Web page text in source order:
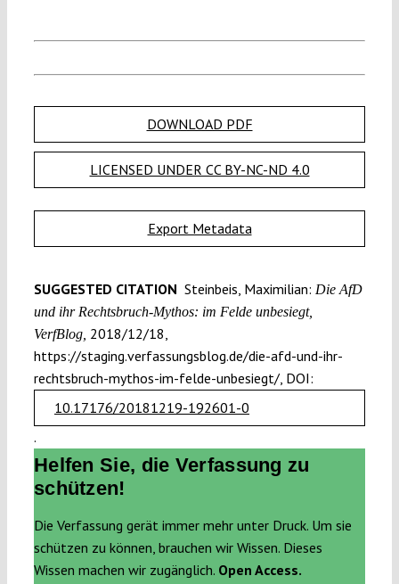
DOWNLOAD PDF
LICENSED UNDER CC BY-NC-ND 4.0
Export Metadata
SUGGESTED CITATION Steinbeis, Maximilian: Die AfD
und ihr Rechtsbruch-Mythos: im Felde unbesiegt,
VerfBlog, 2018/12/18,
https://staging.verfassungsblog.de/die-afd-und-ihr-
rechtsbruch-mythos-im-felde-unbesiegt/, DOI:
10.17176/20181219-192601-0
.
Helfen Sie, die Verfassung zu
schützen!
Die Verfassung gerät immer mehr unter Druck. Um sie
schützen zu können, brauchen wir Wissen. Dieses
Wissen machen wir zugänglich. Open Access.